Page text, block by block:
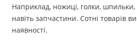
Наприклад, ножиці, голки,
навіть запчастини. Сотні товарів
наявності.